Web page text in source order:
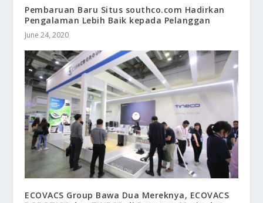
Pembaruan Baru Situs southco.com Hadirkan
Pengalaman Lebih Baik kepada Pelanggan
June 24, 2020
ECOVACS Group Bawa Dua Mereknya, ECOVACS